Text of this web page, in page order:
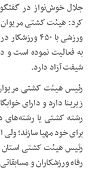
جلال خوش‌نواز در گفتگو
ورزشی با
شیفت آزاد دارد.
رشته کشتی یا رشته‌های
برای خود مهیا سازند؛
رئیس هیئت کشتی استان
رفاه ورزشکاران و